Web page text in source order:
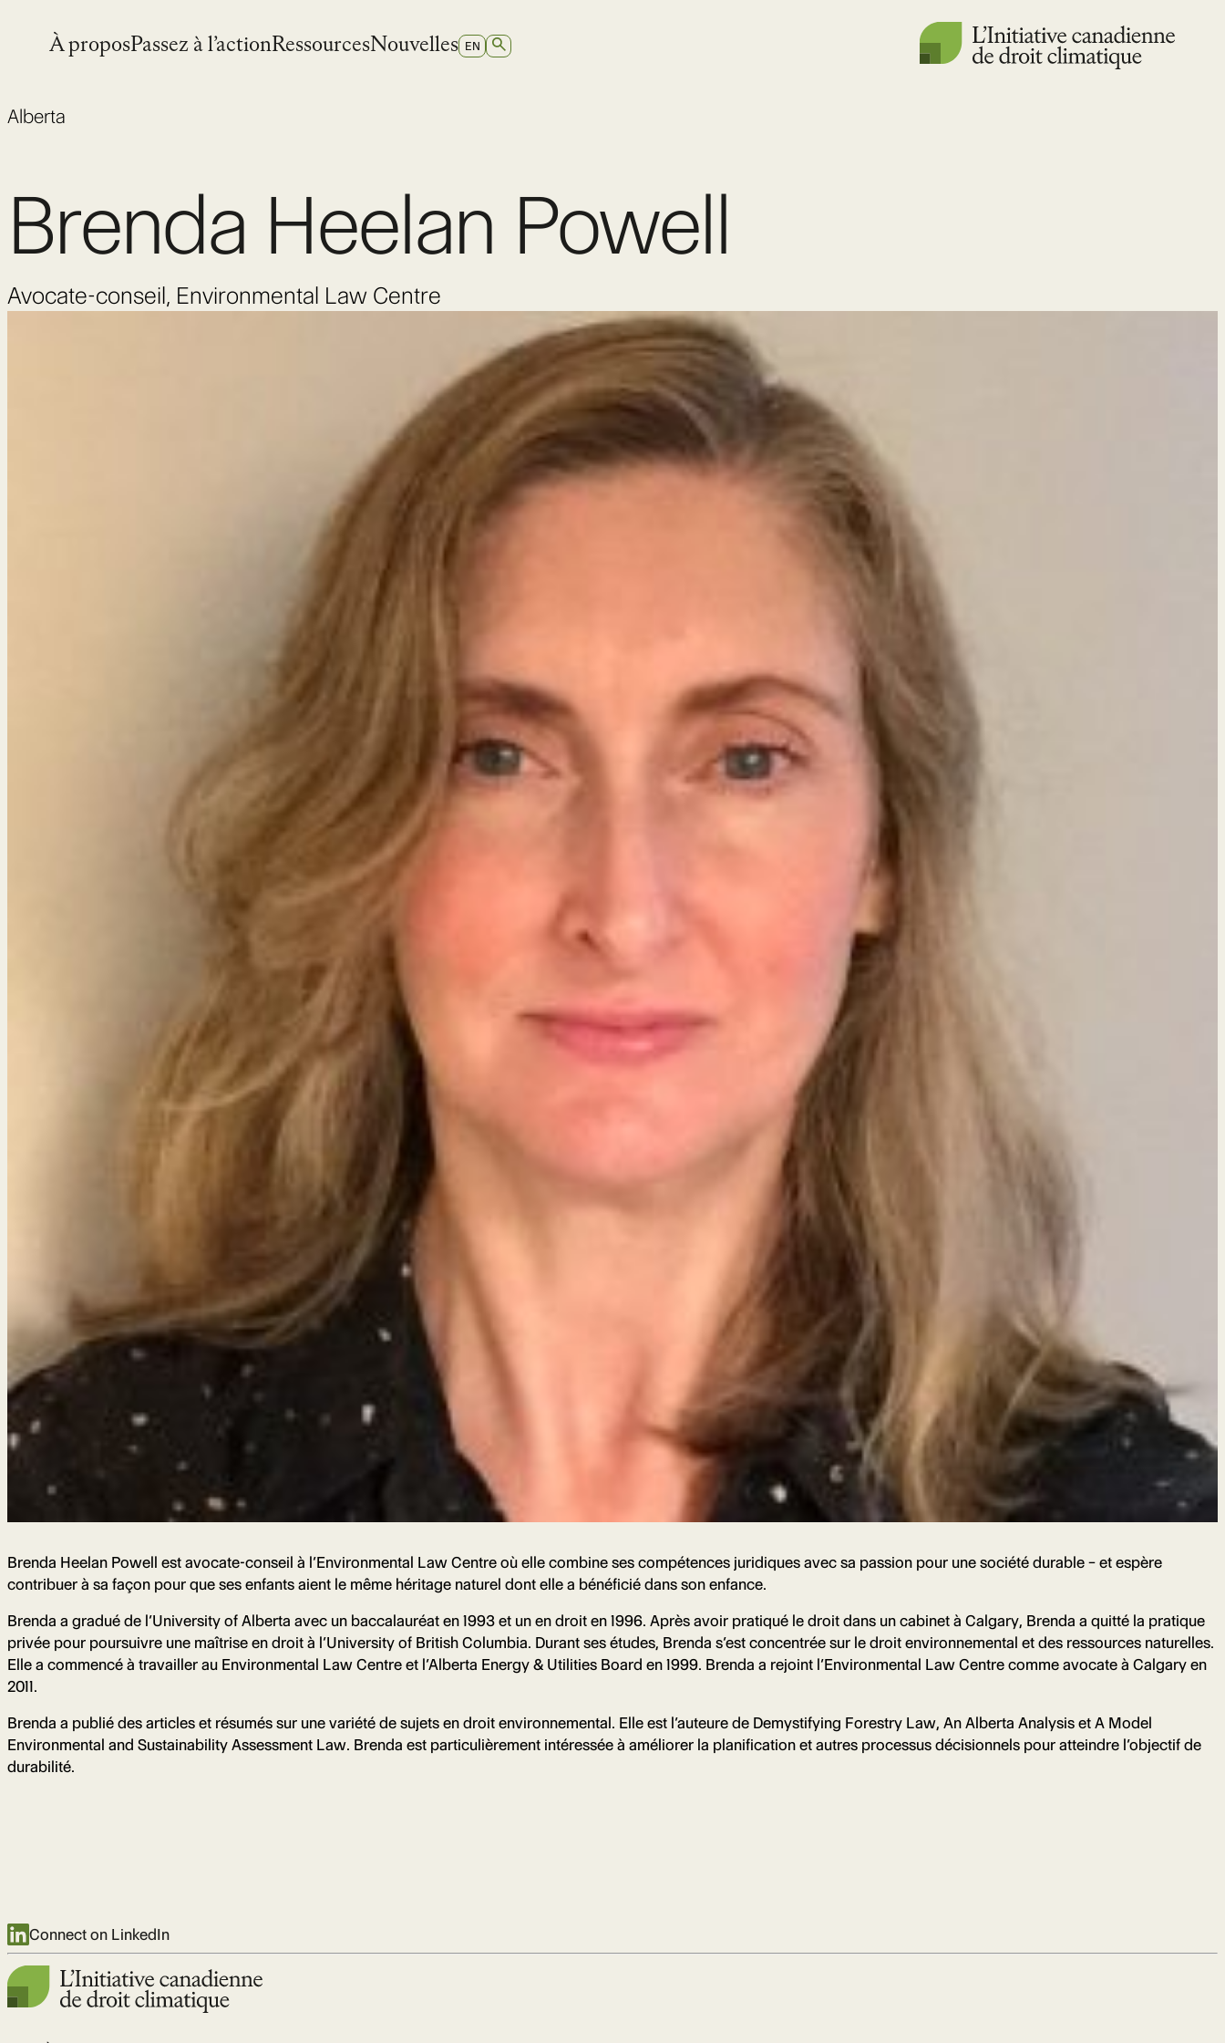
À proposPassez à l’actionRessourcesNouvelles SWITCH
TO
EN RECHERCHER
Alberta
Brenda Heelan Powell
Avocate-conseil, Environmental Law Centre
Brenda Heelan Powell est avocate-conseil à l’Environmental Law Centre où elle combine ses compétences juridiques avec sa passion pour une société durable – et espère
contribuer à sa façon pour que ses enfants aient le même héritage naturel dont elle a bénéficié dans son enfance.
Brenda a gradué de l’University of Alberta avec un baccalauréat en 1993 et un en droit en 1996. Après avoir pratiqué le droit dans un cabinet à Calgary, Brenda a quitté la pratique
privée pour poursuivre une maîtrise en droit à l’University of British Columbia. Durant ses études, Brenda s’est concentrée sur le droit environnemental et des ressources naturelles.
Elle a commencé à travailler au Environmental Law Centre et l’Alberta Energy & Utilities Board en 1999. Brenda a rejoint l’Environmental Law Centre comme avocate à Calgary en
2011.
Brenda a publié des articles et résumés sur une variété de sujets en droit environnemental. Elle est l’auteure de Demystifying Forestry Law, An Alberta Analysis et A Model
Environmental and Sustainability Assessment Law. Brenda est particulièrement intéressée à améliorer la planification et autres processus décisionnels pour atteindre l’objectif de
durabilité.
Connect on LinkedIn